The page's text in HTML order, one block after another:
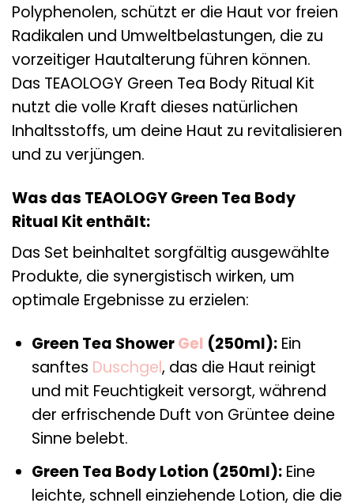
Polyphenolen, schützt er die Haut vor freien
Radikalen und Umweltbelastungen, die zu
vorzeitiger Hautalterung führen können.
Das TEAOLOGY Green Tea Body Ritual Kit
nutzt die volle Kraft dieses natürlichen
Inhaltsstoffs, um deine Haut zu revitalisieren
und zu verjüngen.
Was das TEAOLOGY Green Tea Body
Ritual Kit enthält:
Das Set beinhaltet sorgfältig ausgewählte
Produkte, die synergistisch wirken, um
optimale Ergebnisse zu erzielen:
Green Tea ShowerGel (250ml):Ein
sanftes Duschgel, das die Haut reinigt
und mit Feuchtigkeit versorgt, während
der erfrischende Duft von Grüntee deine
Sinne belebt.
Green Tea Body Lotion (250ml):Eine
leichte, schnell einziehende Lotion, die die